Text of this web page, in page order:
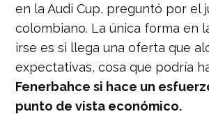
en la Audi Cup, preguntó por el
colombiano. La única forma en
irse es si llega una oferta que
expectativas, cosa que podría
Fenerbahce si hace un
punto de vista económico.